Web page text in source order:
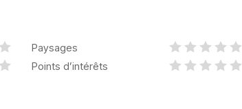
Paysages
Points d’intérêts